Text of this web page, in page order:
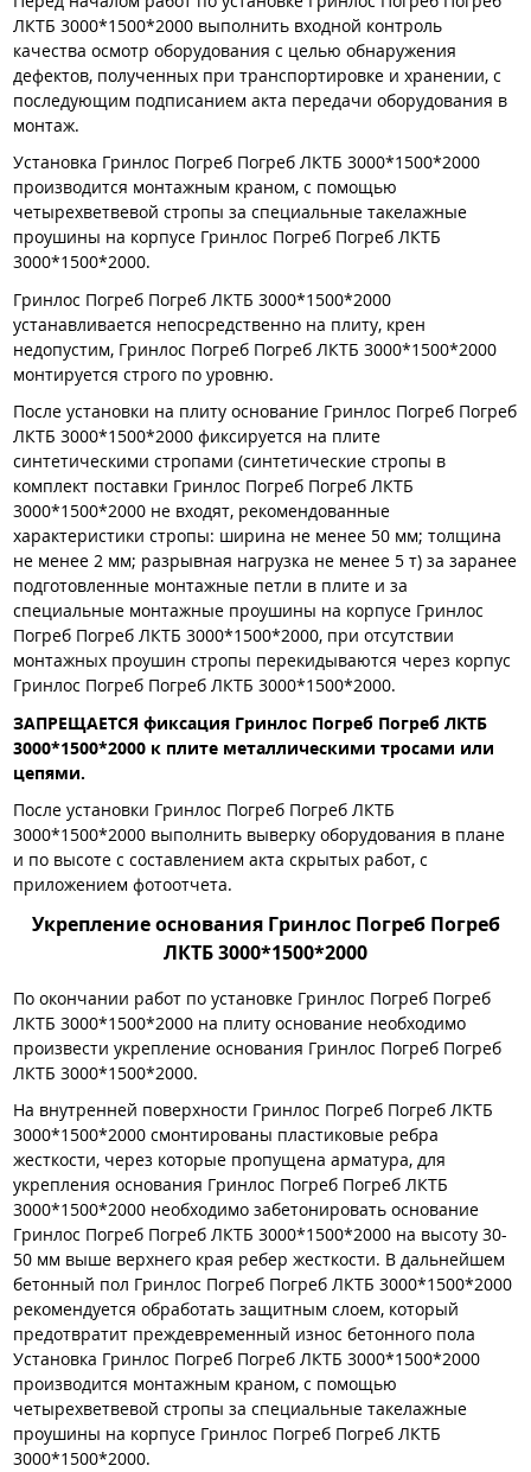
ЛКТБ 3000*1500*2000 выполнить входной контроль
качества осмотр оборудования с целью обнаружения
дефектов, полученных при транспортировке и хранении, с
последующим подписанием акта передачи оборудования в
монтаж.
Установка Гринлос Погреб Погреб ЛКТБ 3000*1500*2000
производится монтажным краном, с помощью
четырехветвевой стропы за специальные такелажные
проушины на корпусе Гринлос Погреб Погреб ЛКТБ
3000*1500*2000.
Гринлос Погреб Погреб ЛКТБ 3000*1500*2000
устанавливается непосредственно на плиту, крен
недопустим, Гринлос Погреб Погреб ЛКТБ 3000*1500*2000
монтируется строго по уровню.
После установки на плиту основание Гринлос Погреб Погреб
ЛКТБ 3000*1500*2000 фиксируется на плите
синтетическими стропами (синтетические стропы в
комплект поставки Гринлос Погреб Погреб ЛКТБ
3000*1500*2000 не входят, рекомендованные
характеристики стропы: ширина не менее 50 мм; толщина
не менее 2 мм; разрывная нагрузка не менее 5 т) за заранее
подготовленные монтажные петли в плите и за
специальные монтажные проушины на корпусе Гринлос
Погреб Погреб ЛКТБ 3000*1500*2000, при отсутствии
монтажных проушин стропы перекидываются через корпус
Гринлос Погреб Погреб ЛКТБ 3000*1500*2000.
ЗАПРЕЩАЕТСЯ фиксация Гринлос Погреб Погреб ЛКТБ
3000*1500*2000 к плите металлическими тросами или
цепями.
После установки Гринлос Погреб Погреб ЛКТБ
3000*1500*2000 выполнить выверку оборудования в плане
и по высоте с составлением акта скрытых работ, с
приложением фотоотчета.
Укрепление основания Гринлос Погреб Погреб
ЛКТБ 3000*1500*2000
По окончании работ по установке Гринлос Погреб Погреб
ЛКТБ 3000*1500*2000 на плиту основание необходимо
произвести укрепление основания Гринлос Погреб Погреб
ЛКТБ 3000*1500*2000.
На внутренней поверхности Гринлос Погреб Погреб ЛКТБ
3000*1500*2000 смонтированы пластиковые ребра
жесткости, через которые пропущена арматура, для
укрепления основания Гринлос Погреб Погреб ЛКТБ
3000*1500*2000 необходимо забетонировать основание
Гринлос Погреб Погреб ЛКТБ 3000*1500*2000 на высоту 30-
50 мм выше верхнего края ребер жесткости. В дальнейшем
бетонный пол Гринлос Погреб Погреб ЛКТБ 3000*1500*2000
рекомендуется обработать защитным слоем, который
предотвратит преждевременный износ бетонного пола
Установка Гринлос Погреб Погреб ЛКТБ 3000*1500*2000
производится монтажным краном, с помощью
четырехветвевой стропы за специальные такелажные
проушины на корпусе Гринлос Погреб Погреб ЛКТБ
3000*1500*2000.